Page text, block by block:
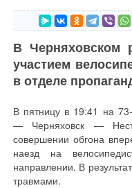
В Черняховском
участием
в отделе
В пятницу в 19:41 на
— Черняховск —
совершении обгона
наезд на
направлении. В
травмами.